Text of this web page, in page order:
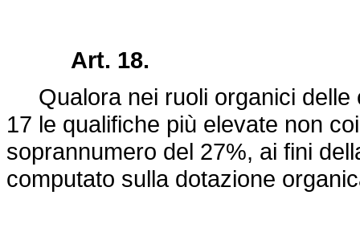
Art. 18.
Qualora nei ruoli organici delle
17 le qualifiche più elevate non
soprannumero del 27%, ai fini
computato sulla dotazione